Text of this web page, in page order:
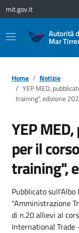
Vai ai contenuti
Vai al footer
mit.gov.it
Autorità
Mar
Home
Notizie
YEP MED,
training", edizione
YEP
per il
training",
Pubblicato
"Amministrazione
di n.20 allievi al
International Trade